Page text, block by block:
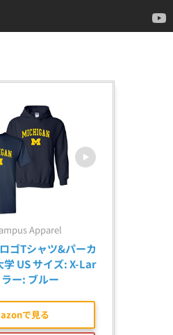
Apparel
ゴTシャツ&パーカ
学 US サイズ: X-Lar
ー: ブルー
で見る